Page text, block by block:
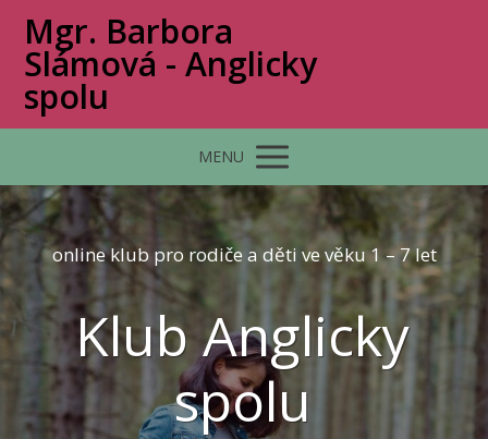
Mgr. Barbora
Slámová - Anglicky
spolu
MENU
online klub pro rodiče a děti ve věku 1 – 7 let
Klub Anglicky
spolu